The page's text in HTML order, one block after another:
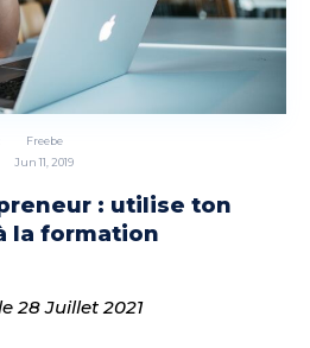
Freebe
Jun 11, 2019
: utilise ton
la formation
28 Juillet 2021